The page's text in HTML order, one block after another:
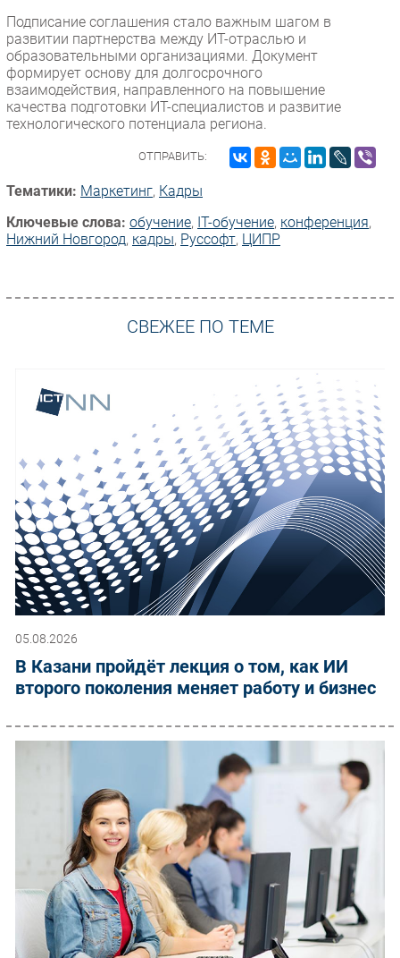
Подписание соглашения стало важным шагом в
развитии партнерства между ИТ-отраслью и
образовательными организациями. Документ
формирует основу для долгосрочного
взаимодействия, направленного на повышение
качества подготовки ИТ-специалистов и развитие
технологического потенциала региона.
ОТПРАВИТЬ:
Тематики: Маркетинг, Кадры
Ключевые слова: обучение, IT-обучение, конференция,
Нижний Новгород, кадры, Руссофт, ЦИПР
СВЕЖЕЕ ПО ТЕМЕ
05.08.2026
В Казани пройдёт лекция о том, как ИИ
второго поколения меняет работу и бизнес